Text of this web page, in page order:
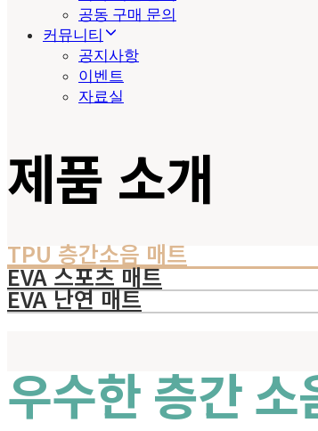
공동 구매 문의
커뮤니티
공지사항
이벤트
자료실
제품 소개
TPU 층간소음 매트
EVA 스포츠 매트
EVA 난연 매트
우수한 층간